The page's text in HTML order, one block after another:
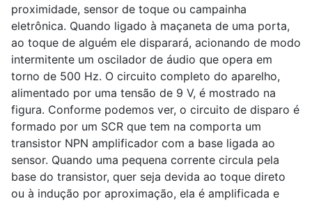
proximidade, sensor de toque ou campainha
eletrônica. Quando ligado à maçaneta de uma porta,
ao toque de alguém ele disparará, acionando de modo
intermitente um oscilador de áudio que opera em
torno de 500 Hz. O circuito completo do aparelho,
alimentado por uma tensão de 9 V, é mostrado na
figura. Conforme podemos ver, o circuito de disparo é
formado por um SCR que tem na comporta um
transistor NPN amplificador com a base ligada ao
sensor. Quando uma pequena corrente circula pela
base do transistor, quer seja devida ao toque direto
ou à indução por aproximação, ela é amplificada e